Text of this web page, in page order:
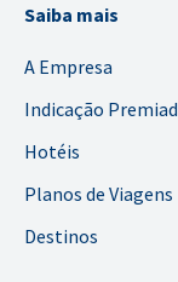
Saiba mais
A Empresa
Indicação
Hotéis
Planos de Viagens
Destinos